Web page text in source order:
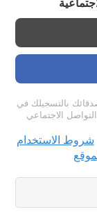
بالتسجيلك في
الاجتماعي
شروط الاستخدام